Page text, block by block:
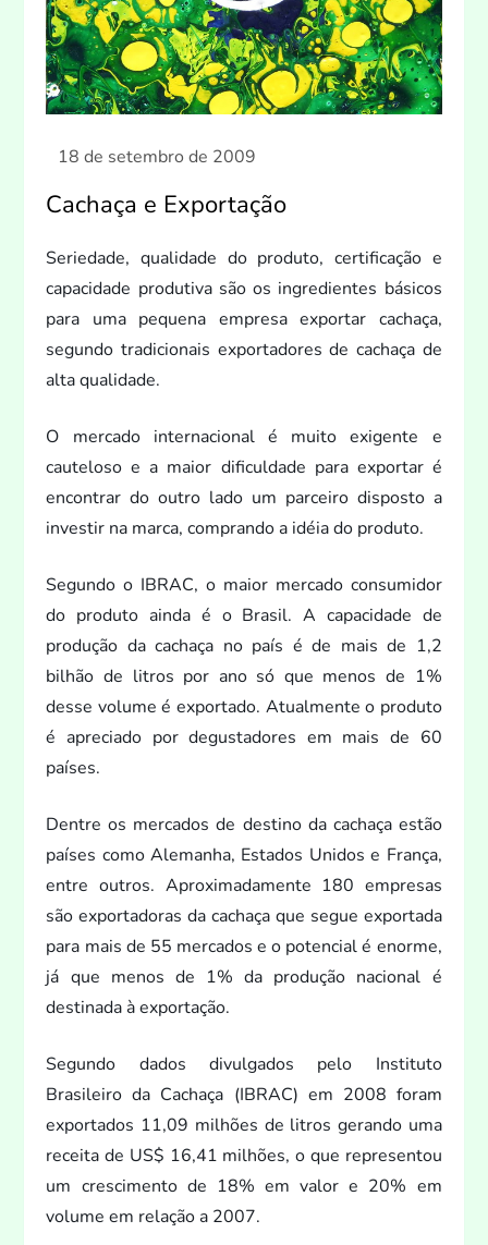
Cachaça e Exportação
Seriedade, qualidade do produto, certificação e
capacidade produtiva são os ingredientes básicos
para uma pequena empresa exportar cachaça,
segundo tradicionais exportadores de cachaça de
alta qualidade.
O mercado internacional é muito exigente e
cauteloso e a maior dificuldade para exportar é
encontrar do outro lado um parceiro disposto a
investir na marca, comprando a idéia do produto.
Segundo o IBRAC, o maior mercado consumidor
do produto ainda é o Brasil. A capacidade de
produção da cachaça no país é de mais de 1,2
bilhão de litros por ano só que menos de 1%
desse volume é exportado. Atualmente o produto
é apreciado por degustadores em mais de 60
países.
Dentre os mercados de destino da cachaça estão
países como Alemanha, Estados Unidos e França,
entre outros. Aproximadamente 180 empresas
são exportadoras da cachaça que segue exportada
para mais de 55 mercados e o potencial é enorme,
já que menos de 1% da produção nacional é
destinada à exportação.
Segundo dados divulgados pelo Instituto
Brasileiro da Cachaça (IBRAC) em 2008 foram
exportados 11,09 milhões de litros gerando uma
receita de US$ 16,41 milhões, o que representou
um crescimento de 18% em valor e 20% em
volume em relação a 2007.